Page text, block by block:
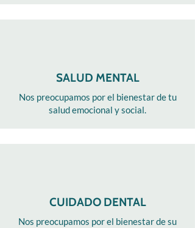
SALUD MENTAL
Nos preocupamos por el bienestar de tu
salud emocional y social.
CUIDADO DENTAL
Nos preocupamos por el bienestar de su